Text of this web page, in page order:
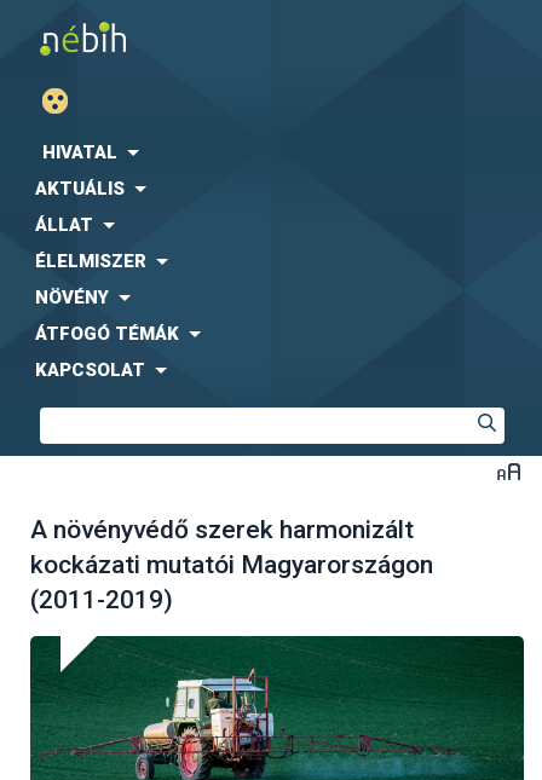
HIVATAL
AKTUÁLIS
ÁLLAT
ÉLELMISZER
NÖVÉNY
ÁTFOGÓ TÉMÁK
KAPCSOLAT
A növényvédő szerek harmonizált
kockázati mutatói Magyarországon
(2011-2019)